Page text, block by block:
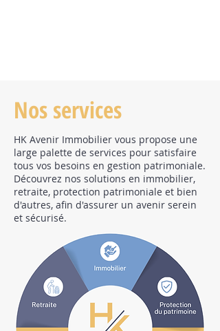
Nos services
HK Avenir Immobilier vous propose une
large palette de services pour satisfaire
tous vos besoins en gestion patrimoniale.
Découvrez nos solutions en immobilier,
retraite, protection patrimoniale et bien
d'autres, afin d'assurer un avenir serein
et sécurisé.